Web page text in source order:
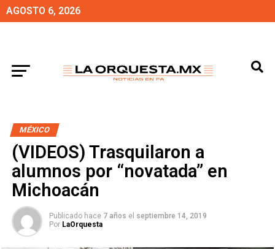
AGOSTO 6, 2026
MÉXICO
(VIDEOS) Trasquilaron a
alumnos por “novatada” en
Michoacán
Publicado hace 7 años el septiembre 14, 2019
Por LaOrquesta